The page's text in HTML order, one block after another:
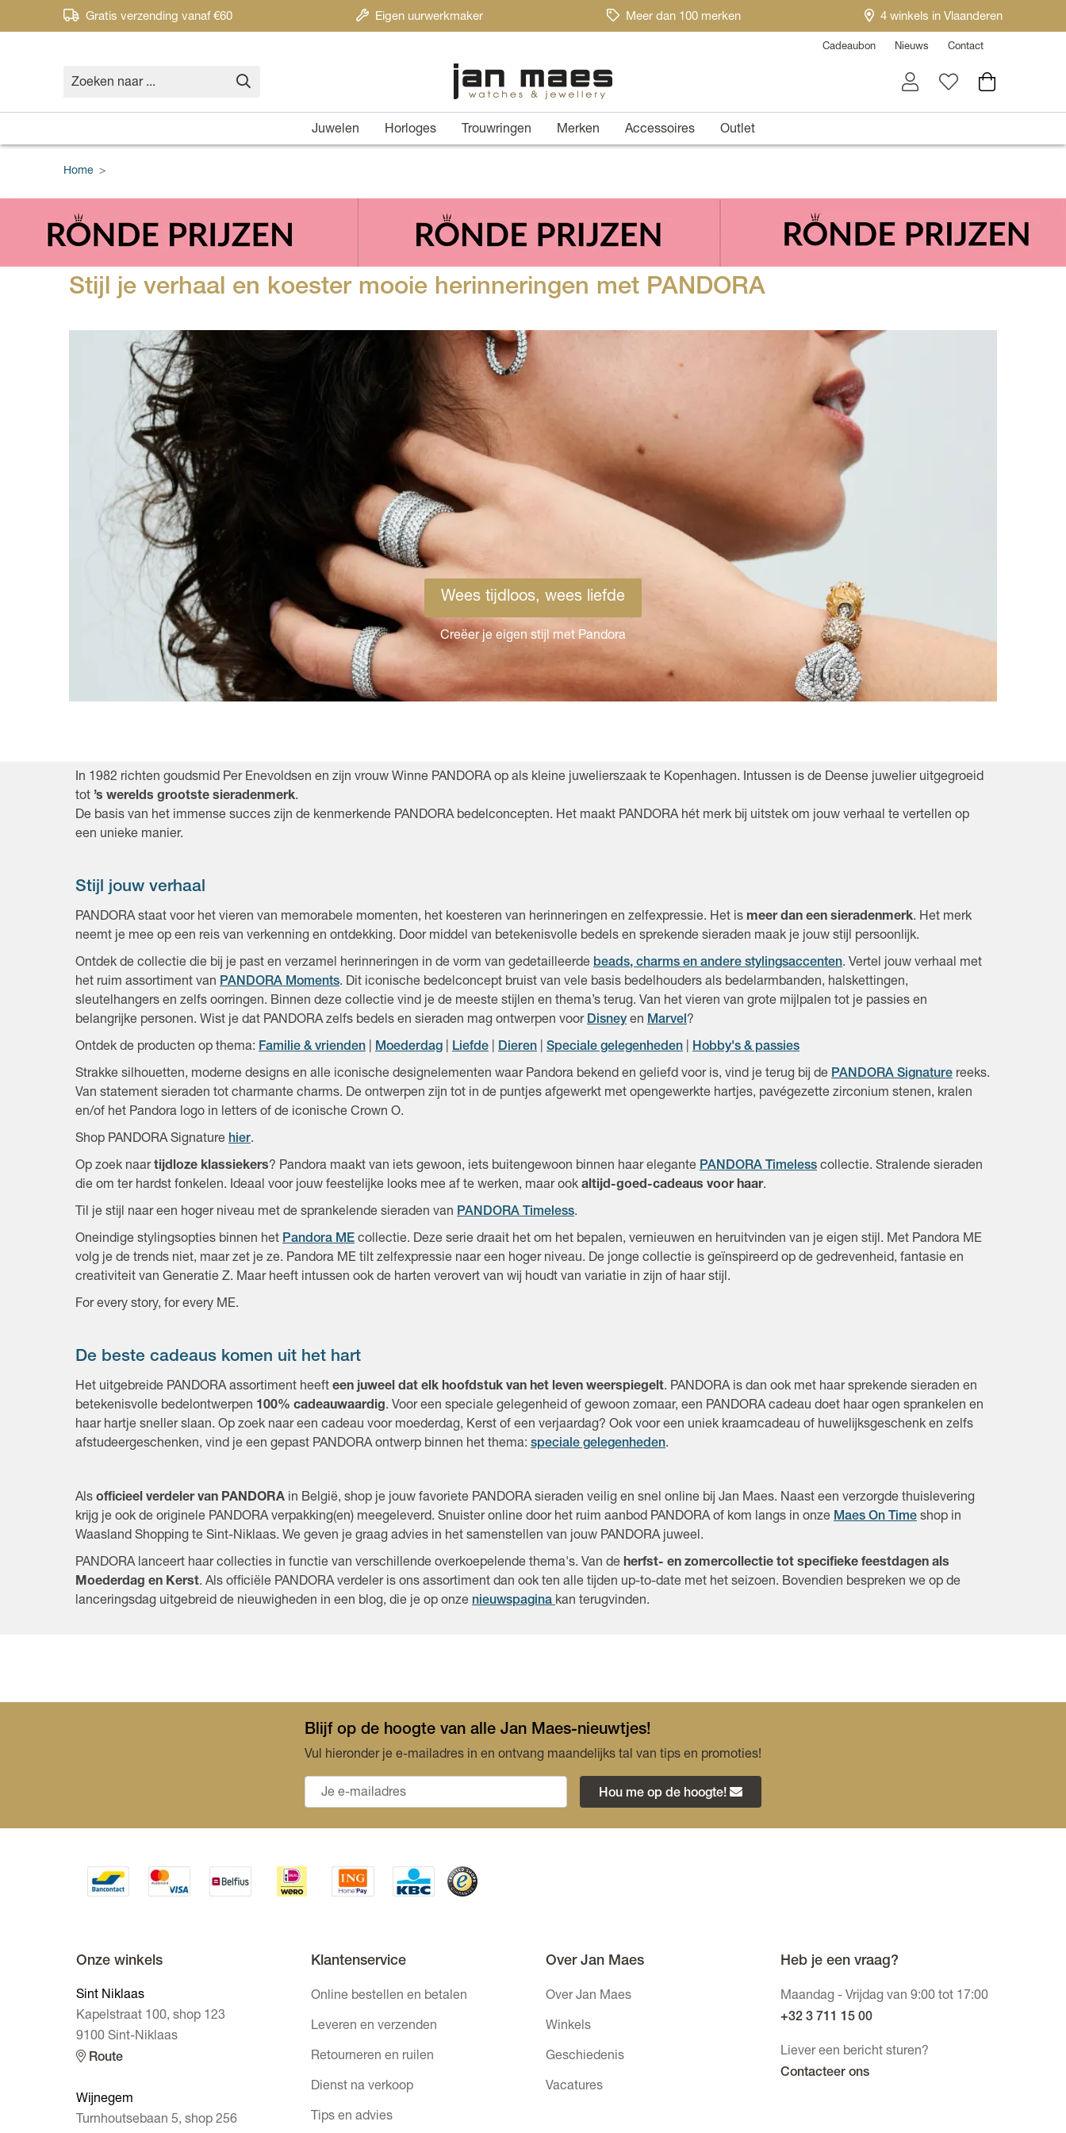
Gratis verzending vanaf €60 Eigen uurwerkmaker Meer dan 100 merken 4 winkels in Vlaanderen
Cadeaubon Nieuws Contact
Juwelen Horloges Trouwringen Merken Accessoires Outlet
Home >
Stijl je verhaal en koester mooie herinneringen met PANDORA
Creëer je eigen stijl met Pandora
Wees tijdloos, wees liefde
In 1982 richten goudsmid Per Enevoldsen en zijn vrouw Winne PANDORA op als kleine juwelierszaak te Kopenhagen. Intussen is de Deense juwelier uitgegroeid
tot ’s werelds grootste sieradenmerk.
De basis van het immense succes zijn de kenmerkende PANDORA bedelconcepten. Het maakt PANDORA hét merk bij uitstek om jouw verhaal te vertellen op
een unieke manier.
Stijl jouw verhaal
PANDORA staat voor het vieren van memorabele momenten, het koesteren van herinneringen en zelfexpressie. Het is meer dan een sieradenmerk. Het merk
neemt je mee op een reis van verkenning en ontdekking. Door middel van betekenisvolle bedels en sprekende sieraden maak je jouw stijl persoonlijk.
Ontdek de collectie die bij je past en verzamel herinneringen in de vorm van gedetailleerde beads, charms en andere stylingsaccenten. Vertel jouw verhaal met
het ruim assortiment van PANDORA Moments. Dit iconische bedelconcept bruist van vele basis bedelhouders als bedelarmbanden, halskettingen,
sleutelhangers en zelfs oorringen. Binnen deze collectie vind je de meeste stijlen en thema’s terug. Van het vieren van grote mijlpalen tot je passies en
belangrijke personen. Wist je dat PANDORA zelfs bedels en sieraden mag ontwerpen voorDisney en Marvel?
Ontdek de producten op thema: Familie & vrienden Moederdag Liefde Dieren Speciale gelegenheden Hobby's & passies
Strakke silhouetten, moderne designs en alle iconische designelementen waar Pandora bekend en geliefd voor is, vind je terug bij de PANDORA Signature reeks.
Van statement sieraden tot charmante charms. De ontwerpen zijn tot in de puntjes afgewerkt met opengewerkte hartjes, pavégezette zirconium stenen, kralen
en/of het Pandora logo in letters of de iconische Crown O.
Shop PANDORA Signature hier.
Op zoek naartijdloze klassiekers? Pandora maakt van iets gewoon, iets buitengewoon binnen haar elegante PANDORA Timeless collectie. Stralende sieraden
die om ter hardst fonkelen. Ideaal voor jouw feestelijke looks mee af te werken, maar ook altijd-goed-cadeaus voor haar.
Til je stijl naar een hoger niveau met de sprankelende sieraden van PANDORA Timeless.
Oneindige stylingsopties binnen het Pandora ME collectie. Deze serie draait het om het bepalen, vernieuwen en heruitvinden van je eigen stijl. Met Pandora ME
volg je de trends niet, maar zet je ze. Pandora ME tilt zelfexpressie naar een hoger niveau. De jonge collectie is geïnspireerd op de gedrevenheid, fantasie en
creativiteit van Generatie Z. Maar heeft intussen ook de harten verovert van wij houdt van variatie in zijn of haar stijl.
For every story, for every ME.
De beste cadeaus komen uit het hart
Het uitgebreide PANDORA assortiment heeft een juweel dat elk hoofdstuk van het leven weerspiegelt. PANDORA is dan ook met haar sprekende sieraden en
betekenisvolle bedelontwerpen 100% cadeauwaardig. Voor een speciale gelegenheid of gewoon zomaar, een PANDORA cadeau doet haar ogen sprankelen en
haar hartje sneller slaan. Op zoek naar een cadeau voor moederdag, Kerst of een verjaardag? Ook voor een uniek kraamcadeau of huwelijksgeschenk en zelfs
afstudeergeschenken, vind je een gepast PANDORA ontwerp binnen het thema: speciale gelegenheden.
Als officieel verdeler van PANDORA in België, shop je jouw favoriete PANDORA sieraden veilig en snel online bij Jan Maes. Naast een verzorgde thuislevering
krijg je ook de originele PANDORA verpakking(en) meegeleverd. Snuister online door het ruim aanbod PANDORA of kom langs in onze Maes On Time shop in
Waasland Shopping te Sint-Niklaas. We geven je graag advies in het samenstellen van jouw PANDORA juweel.
PANDORA lanceert haar collecties in functie van verschillende overkoepelende thema's. Van de herfst- en zomercollectie tot specifieke feestdagen als
Moederdag en Kerst. Als officiële PANDORA verdeler is ons assortiment dan ook ten alle tijden up-to-date met het seizoen. Bovendien bespreken we op de
lanceringsdag uitgebreid de nieuwigheden in een blog, die je op onze nieuwspaginakan terugvinden.
Blijf op de hoogte van alle Jan Maes-nieuwtjes!
Vul hieronder je e-mailadres in en ontvang maandelijks tal van tips en promoties!
Hou me op de hoogte!
Onze winkels
Sint Niklaas
Kapelstraat 100, shop 123
9100 Sint-Niklaas
Route
Wijnegem
Turnhoutsebaan 5, shop 256
Klantenservice
Online bestellen en betalen
Leveren en verzenden
Retourneren en ruilen
Dienst na verkoop
Tips en advies
Over Jan Maes
Over Jan Maes
Winkels
Geschiedenis
Vacatures
Heb je een vraag?
Maandag - Vrijdag van 9:00 tot 17:00
+32 3 711 15 00
Liever een bericht sturen?
Contacteer ons